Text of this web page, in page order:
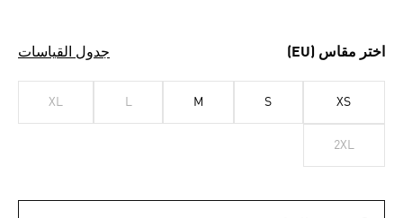
اختر مقاس (EU) جدول القياسات
XS
S
M
L
XL
2XL